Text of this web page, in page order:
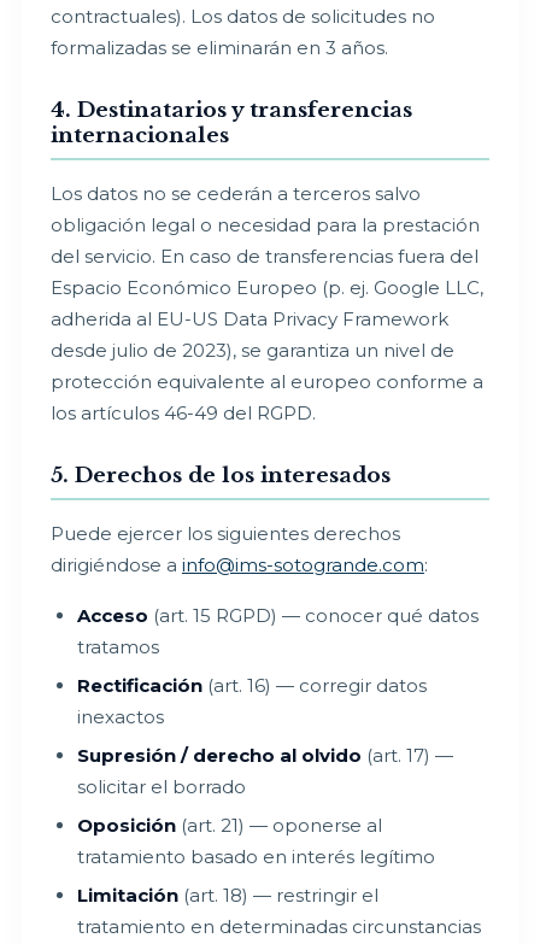
contractuales). Los datos de solicitudes no
formalizadas se eliminarán en 3 años.
4. Destinatarios y transferencias
internacionales
Los datos no se cederán a terceros salvo
obligación legal o necesidad para la prestación
del servicio. En caso de transferencias fuera del
Espacio Económico Europeo (p. ej. Google LLC,
adherida al EU-US Data Privacy Framework
desde julio de 2023), se garantiza un nivel de
protección equivalente al europeo conforme a
los artículos 46-49 del RGPD.
5. Derechos de los interesados
Puede ejercer los siguientes derechos
dirigiéndose a info@ims-sotogrande.com:
Acceso (art. 15 RGPD) — conocer qué datos
tratamos
Rectificación (art. 16) — corregir datos
inexactos
Supresión / derecho al olvido (art. 17) —
solicitar el borrado
Oposición (art. 21) — oponerse al
tratamiento basado en interés legítimo
Limitación (art. 18) — restringir el
tratamiento en determinadas circunstancias